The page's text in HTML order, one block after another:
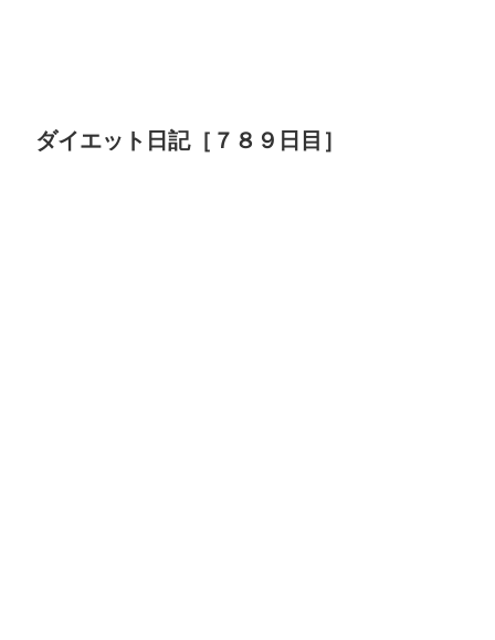
ダイエット日記［７８９日目］